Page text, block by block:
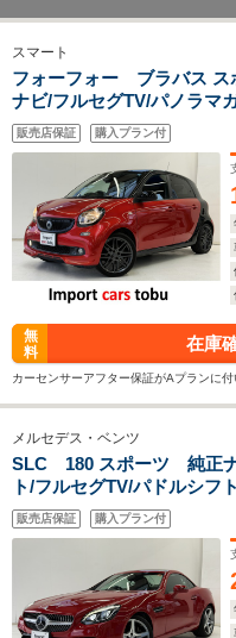
スマート
フォーフォー ブラバス
ナビ/フルセグTV/パノラマ
シートヒーター/レーンキー
ーシート/ドライブレコーダ
販売店保証 購入プラン付
無
料
在庫
カーセンサーアフター保証がAプランに
メルセデス・ベンツ
SLC 180 スポーツ 純正ナ
ト/フルセグTV/パドルシフ
ブラインドスポットモニタ
ートヒーター/黒革シート/ス
販売店保証 購入プラン付